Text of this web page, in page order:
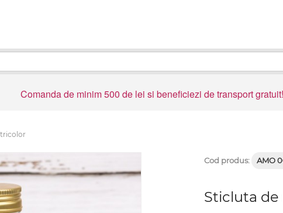
Comanda de minim 500 de lei si beneficiezi de transport gratuit!
Cod produs: AMO
Sticluta